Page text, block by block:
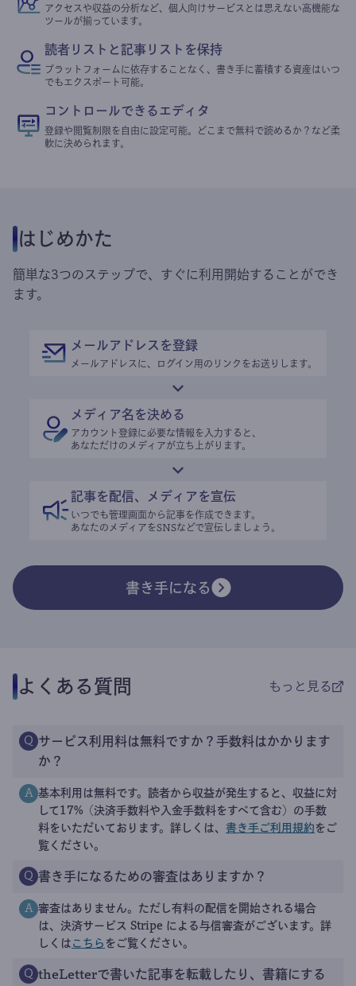
アクセスや収益の分析など、個人向けサービスとは思えない高機能な
ツールが揃っています。
読者リストと記事リストを保持
プラットフォームに依存することなく、書き手に蓄積する資産はいつ
でもエクスポート可能。
コントロールできるエディタ
登録や閲覧制限を自由に設定可能。どこまで無料で読めるか？など柔
軟に決められます。
はじめかた
簡単な3つのステップで、すぐに利用開始することができ
ます。
メールアドレスを登録
メールアドレスに、ログイン用のリンクをお送りします。
メディア名を決める
アカウント登録に必要な情報を入力すると、
あなただけのメディアが立ち上がります。
記事を配信、メディアを宣伝
いつでも管理画面から記事を作成できます。
あなたのメディアをSNSなどで宣伝しましょう。
書き手になる
よくある質問 もっと見る
Q サービス利用料は無料ですか？手数料はかかります
か？
A 基本利用は無料です。読者から収益が発生すると、収益に対
して17%（決済手数料や入金手数料をすべて含む）の手数
料をいただいております。詳しくは、 書き手ご利用規約 をご
覧ください。
Q 書き手になるための審査はありますか？
A 審査はありません。ただし有料の配信を開始される場合
は、決済サービス Stripe による与信審査がございます。詳
しくは こちら をご覧ください。
Q theLetterで書いた記事を転載したり、書籍にする